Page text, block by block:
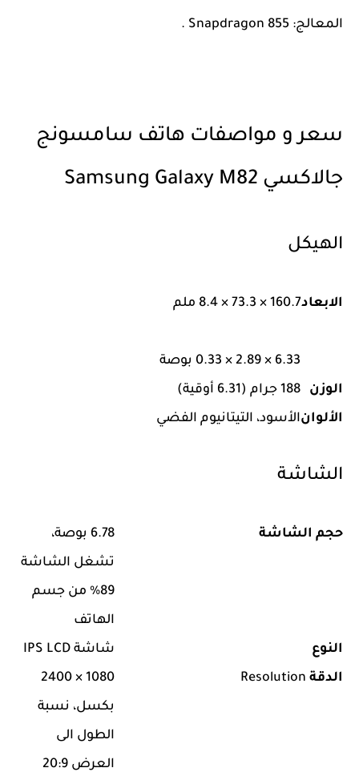
المعالج: Snapdragon 855 .
سعر و مواصفات هاتف سامسونج
جالاكسي Samsung Galaxy M82
الهيكل
الابعاد160.7 × 73.3 × 8.4 ملم
6.33 × 2.89 × 0.33 بوصة
الوزن
188 جرام (6.31 أوقية)
الألوانالأسود، التيتانيوم الفضي
الشاشة
حجم الشاشة
6.78 بوصة،
تشغل الشاشة
89% من جسم
الهاتف
النوع
شاشة IPS LCD
الدقة Resolution
1080 × 2400
بكسل، نسبة
الطول الى
العرض 20:9